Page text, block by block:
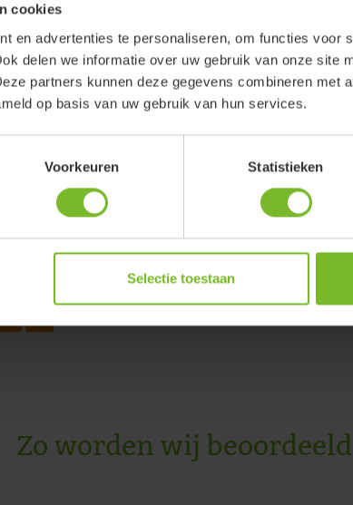
cookies
en advertenties te personaliseren, om functies voor
delen we informatie over uw gebruik van onze site
partners kunnen deze gegevens combineren met
op basis van uw gebruik van hun services.
Voorkeuren Statistieken
Selectie toestaan
Zo worden wij beoordeeld